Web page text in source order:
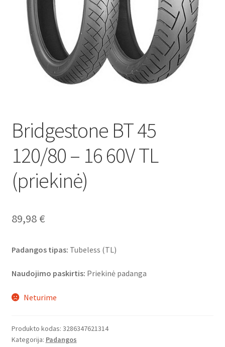
Bridgestone BT 45
120/80 – 16 60V TL
(priekinė)
89,98 €
Padangos tipas: Tubeless (TL)
Naudojimo paskirtis: Priekinė padanga
Neturime
Produkto kodas: 3286347621314
Kategorija: Padangos